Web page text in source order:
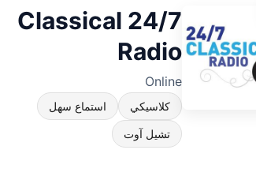
24/7 Classical
Radio
Online
كلاسيكي استماع سهل
تشيل آوت